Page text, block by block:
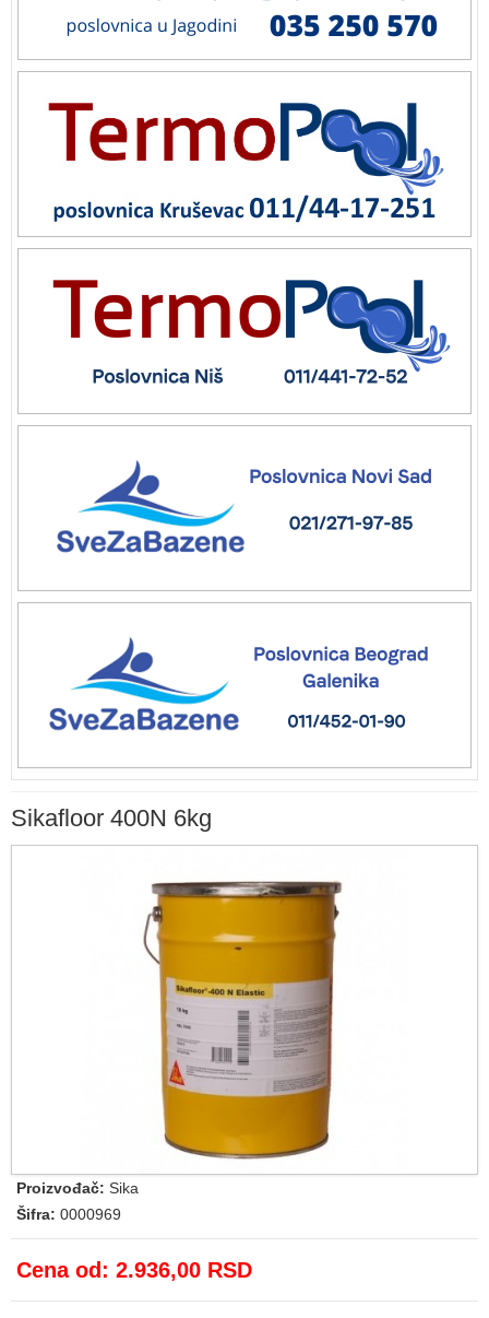
Sikafloor 400N 6kg
Proizvođač: Sika
Šifra: 0000969
Cena od: 2.936,00 RSD